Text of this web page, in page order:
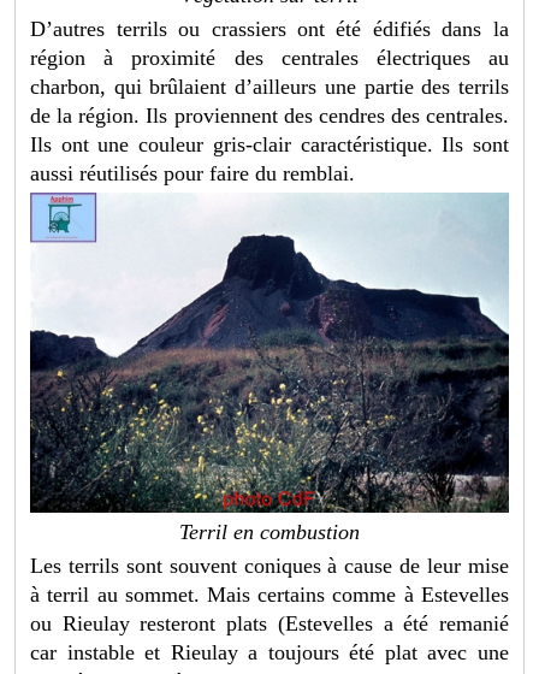
D’autres terrils ou crassiers ont été édifiés dans la
région à proximité des centrales électriques au
charbon, qui brûlaient d’ailleurs une partie des terrils
de la région. Ils proviennent des cendres des centrales.
Ils ont une couleur gris-clair caractéristique. Ils sont
aussi réutilisés pour faire du remblai.
Terril en combustion
Les terrils sont souvent coniques à cause de leur mise
à terril au sommet. Mais certains comme à Estevelles
ou Rieulay resteront plats (Estevelles a été remanié
car instable et Rieulay a toujours été plat avec une